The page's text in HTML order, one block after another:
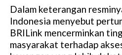
Dalam keterangan
Indonesia menyebut
BRILink mencerminkan
masyarakat terhadap